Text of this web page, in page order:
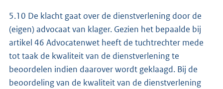
5.10 De klacht gaat over de dienstverlening door de
(eigen) advocaat van klager. Gezien het bepaalde bij
artikel 46 Advocatenwet heeft de tuchtrechter mede
tot taak de kwaliteit van de dienstverlening te
beoordelen indien daarover wordt geklaagd. Bij de
beoordeling van de kwaliteit van de dienstverlening